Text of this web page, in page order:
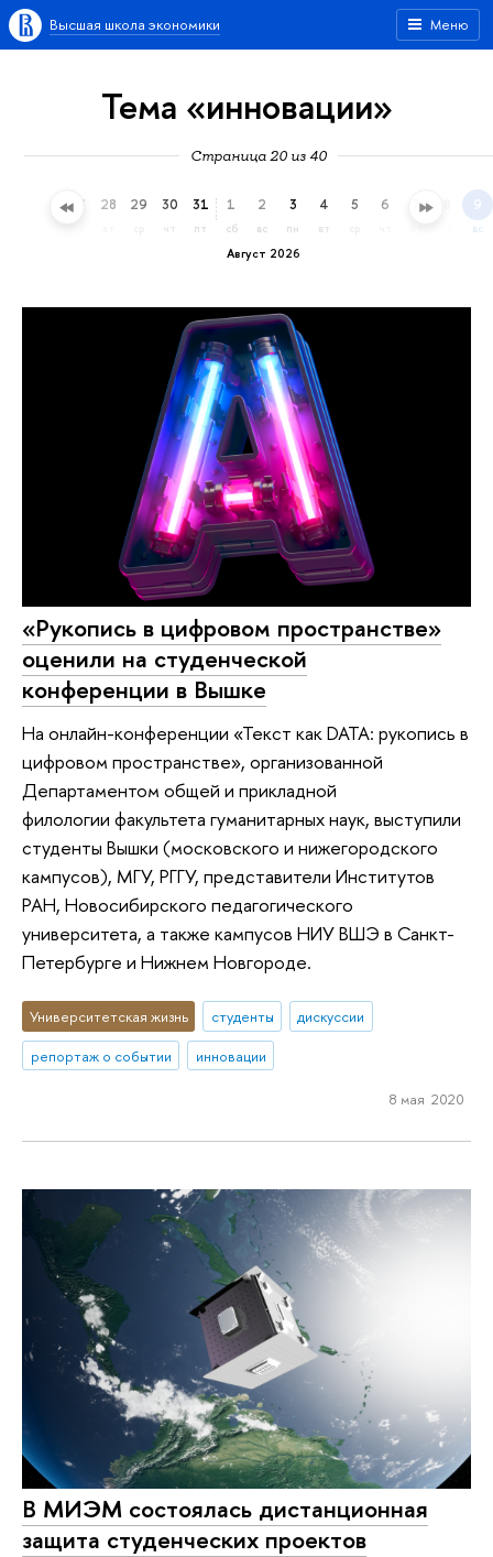
Меню
Высшая школа экономики
Тема «инновации»
Страница 20 из 40
27 28 29 30
чт
31
пт
Август 2026
1
сб
2
вс
3
пн
4
вт
5 6 7 9
вс
«Рукопись в цифровом пространстве»
оценили на студенческой
конференции в Вышке
На онлайн-конференции «Текст как DATA: рукопись в
цифровом пространстве», организованной
Департаментом общей и прикладной
филологии факультета гуманитарных наук, выступили
студенты Вышки (московского и нижегородского
кампусов), МГУ, РГГУ, представители Институтов
РАН, Новосибирского педагогического
университета, а также кампусов НИУ ВШЭ в Санкт-
Петербурге и Нижнем Новгороде.
Университетская жизнь студенты
дискуссии
репортаж о событии
инновации
8 мая 2020
В МИЭМ состоялась дистанционная
защита студенческих проектов